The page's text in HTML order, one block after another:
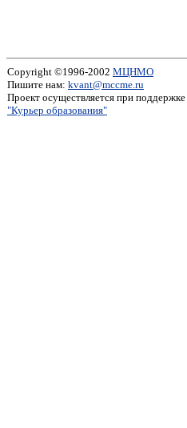
Copyright ©1996-2002 МЦНМО
Пишите нам: kvant@mccme.ru
Проект осуществляется при поддержке
"Курьер образования"